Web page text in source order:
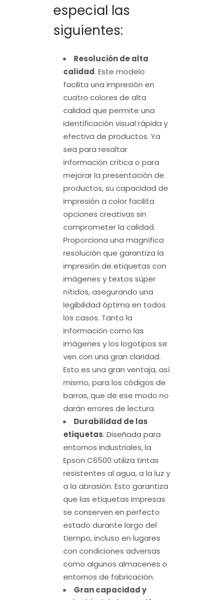
especial las
siguientes:
Resolución de alta
calidad. Este modelo
facilita una impresión en
cuatro colores de alta
calidad que permite una
identificación visual rápida y
efectiva de productos. Ya
sea para resaltar
información crítica o para
mejorar la presentación de
productos, su capacidad de
impresión a color facilita
opciones creativas sin
comprometer la calidad.
Proporciona una magnífica
resolución que garantiza la
impresión de etiquetas con
imágenes y textos súper
nítidos, asegurando una
legibilidad óptima en todos
los casos. Tanto la
información como las
imágenes y los logotipos se
ven con una gran claridad.
Esto es una gran ventaja, así
mismo, para los códigos de
barras, que de ese modo no
darán errores de lectura.
Durabilidad de las
etiquetas. Diseñada para
entornos industriales, la
Epson C6500 utiliza tintas
resistentes al agua, a la luz y
a la abrasión. Esto garantiza
que las etiquetas impresas
se conserven en perfecto
estado durante largo del
tiempo, incluso en lugares
con condiciones adversas
como algunos almacenes o
entornos de fabricación.
Gran capacidad y